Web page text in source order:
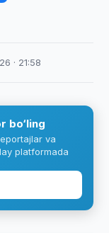
· 21:58
bo‘ling
va
platformada